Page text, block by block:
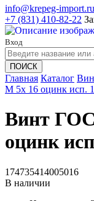
info@krepeg-import.ru
+7 (831) 410-82-22
Вход
ПОИСК
Главная Каталог
M 5x 16 оцинк исп.
Винт
оцинк
174735414005016
В наличии